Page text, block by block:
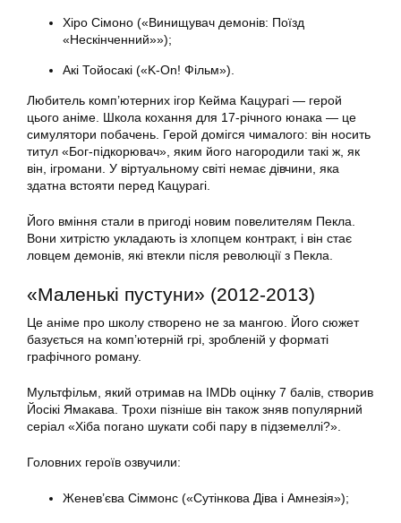
Хіро Сімоно («Винищувач демонів: Поїзд
«Нескінченний»»);
Акі Тойосакі («K-On! Фільм»).
Любитель комп’ютерних ігор Кейма Кацурагі — герой
цього аніме. Школа кохання для 17-річного юнака — це
симулятори побачень. Герой домігся чималого: він носить
титул «Бог-підкорювач», яким його нагородили такі ж, як
він, ігромани. У віртуальному світі немає дівчини, яка
здатна встояти перед Кацурагі.
Його вміння стали в пригоді новим повелителям Пекла.
Вони хитрістю укладають із хлопцем контракт, і він стає
ловцем демонів, які втекли після революції з Пекла.
«Маленькі пустуни» (2012-2013)
Це аніме про школу створено не за мангою. Його сюжет
базується на комп’ютерній грі, зробленій у форматі
графічного роману.
Мультфільм, який отримав на IMDb оцінку 7 балів, створив
Йосікі Ямакава. Трохи пізніше він також зняв популярний
серіал «Хіба погано шукати собі пару в підземеллі?».
Головних героїв озвучили:
Женев’єва Сіммонс («Сутінкова Діва і Амнезія»);